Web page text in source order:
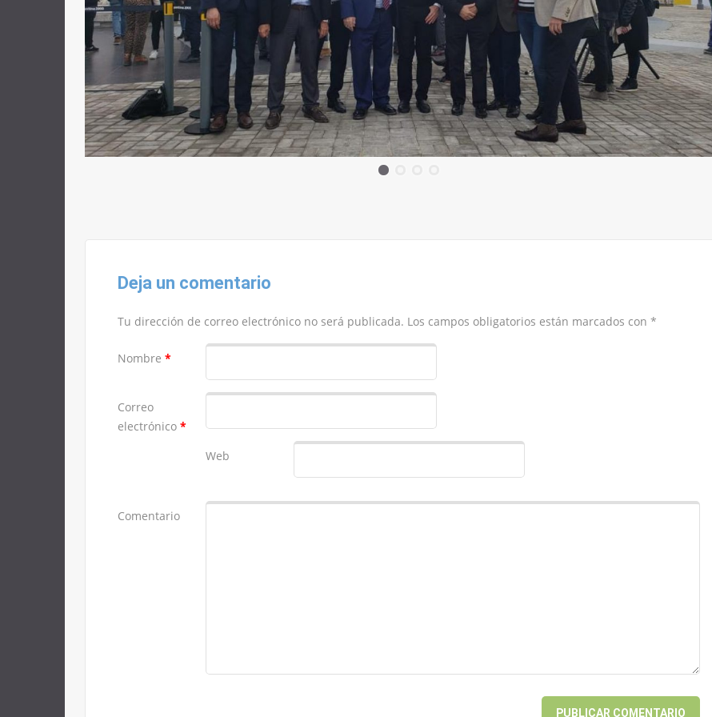
Deja un comentario
Tu dirección de correo electrónico no será publicada. Los campos obligatorios están marcados con *
Nombre *
Correo
electrónico *
Web
Comentario